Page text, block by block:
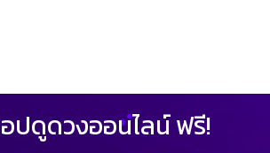
ปดูดวงออนไลน์ ฟรี!